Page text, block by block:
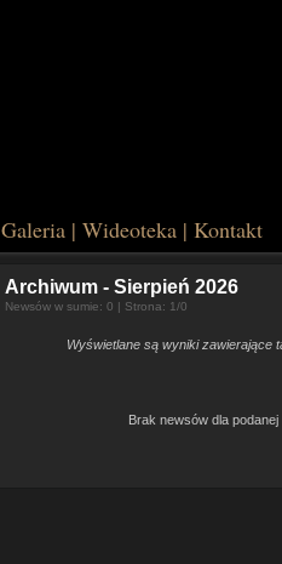
Galeria | Wideoteka | Kontakt
Archiwum - Sierpień 2026
Newsów w sumie: 0 | Strona: 1/0
Wyświetlane są wyniki zawierające
Brak newsów dla podanej